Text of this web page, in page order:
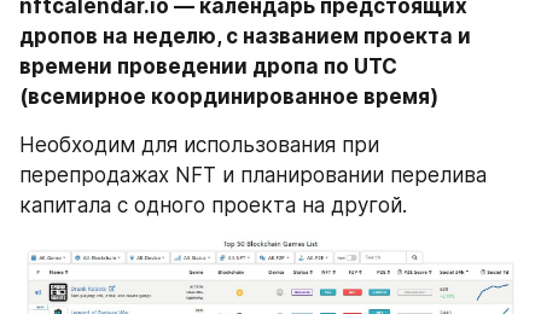
nftcalendar.io — календарь предстоящих
дропов на неделю, с названием проекта и
времени проведении дропа по UTC
(всемирное координированное время)
Необходим для использования при
перепродажах NFT и планировании перелива
капитала с одного проекта на другой.